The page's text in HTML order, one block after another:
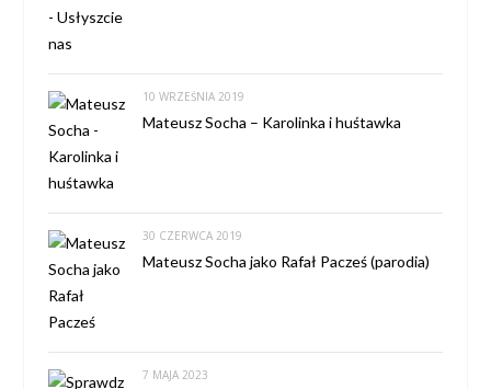
10 WRZEŚNIA 2019
Mateusz Socha – Karolinka i huśtawka
30 CZERWCA 2019
Mateusz Socha jako Rafał Pacześ (parodia)
7 MAJA 2023